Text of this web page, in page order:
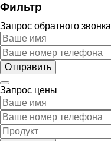
Фильтр
Запрос обратного звонка
Запрос цены